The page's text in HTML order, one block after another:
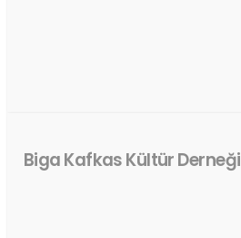
Biga Kafkas Kültür Derneği